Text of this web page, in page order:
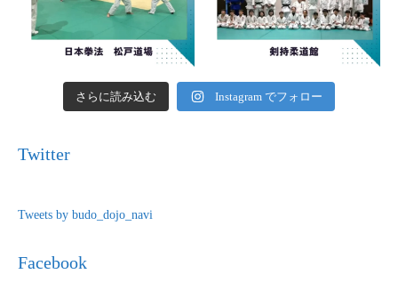
さらに読み込む Instagram でフォロー
Twitter
Tweets by budo_dojo_navi
Facebook